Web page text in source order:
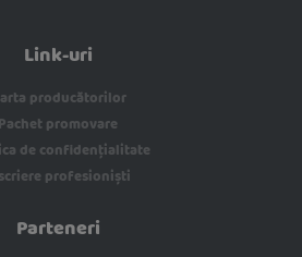
Link-uri
producătorilor
Pachet promovare
de confidențialitate
profesioniști
Parteneri